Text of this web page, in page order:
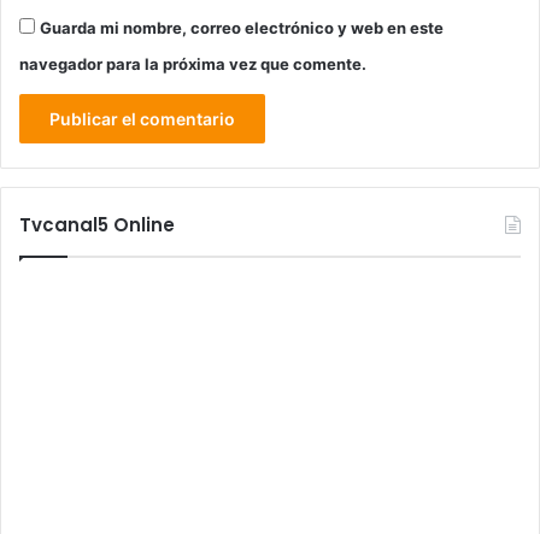
Guarda mi nombre, correo electrónico y web en este
navegador para la próxima vez que comente.
Tvcanal5 Online